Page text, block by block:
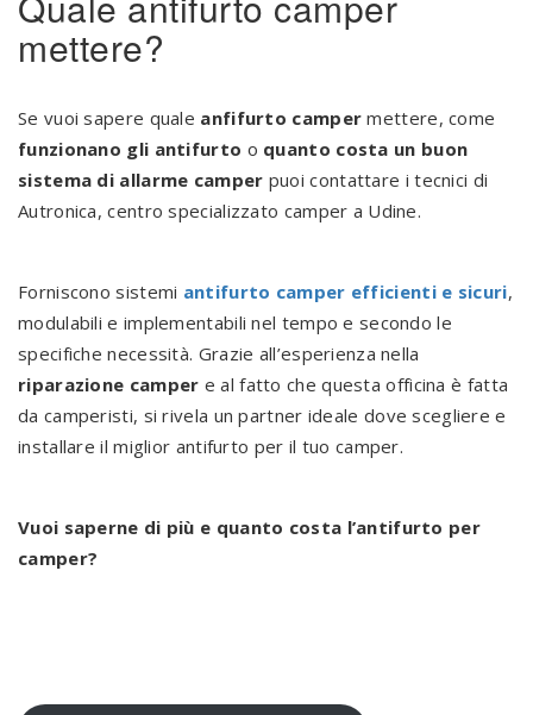
mettere?
Se vuoi sapere quale anfifurto camper mettere, come
funzionano gli antifurto o quanto costa un buon
sistema di allarme camper puoi contattare i tecnici di
Autronica, centro specializzato camper a Udine.
Forniscono sistemi antifurto camper efficienti e sicuri,
modulabili e implementabili nel tempo e secondo le
specifiche necessità. Grazie all’esperienza nella
riparazione camper e al fatto che questa officina è fatta
da camperisti, si rivela un partner ideale dove scegliere e
installare il miglior antifurto per il tuo camper.
Vuoi saperne di più e quanto costa l’antifurto per
camper?